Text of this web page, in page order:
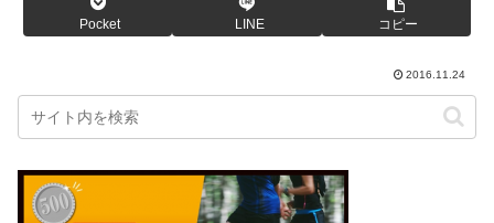
Pocket LINE コピー
2016.11.24